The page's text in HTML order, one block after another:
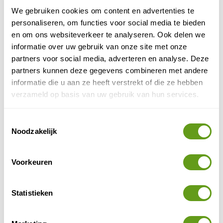
We gebruiken cookies om content en advertenties te
personaliseren, om functies voor social media te bieden
en om ons websiteverkeer te analyseren. Ook delen we
informatie over uw gebruik van onze site met onze
partners voor social media, adverteren en analyse. Deze
partners kunnen deze gegevens combineren met andere
informatie die u aan ze heeft verstrekt of die ze hebben
verzameld op basis van uw gebruik van hun services.
Noodzakelijk
Voorkeuren
Statistieken
leert over geologie, maar ook over opgravingen die
hier zijn gedaan.